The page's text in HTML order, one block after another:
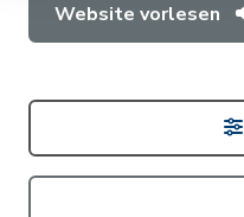
Website vorlesen